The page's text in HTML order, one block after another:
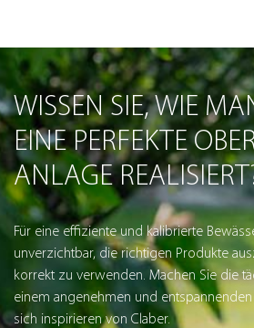
WISSEN SIE, WIE
EINE PERFEKTE
ANLAGE
Für eine effiziente und kalibrierte
unverzichtbar, die richtigen Produkte
korrekt zu verwenden. Machen Sie die
einem angenehmen und entspannenden
sich inspirieren von Claber.